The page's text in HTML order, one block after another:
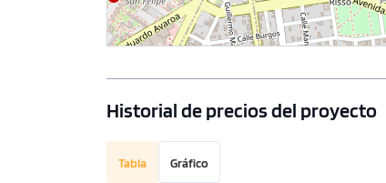
Historial de precios del proyecto
Tabla Gráfico